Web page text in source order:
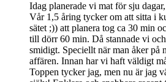
Idag planerade vi mat för sju
Vår 1,5 åring tycker om att sitta i
sätet ;)) att planera tog ca 30 min
till dörr 60 min. Då stannade vi
smidigt. Speciellt när man åker på
affären. Innan har vi haft väldigt
Toppen tycker jag, men nu är jag